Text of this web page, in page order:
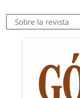
Sobre la revista